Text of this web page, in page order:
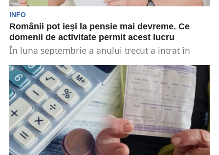
INFO
Românii pot ieși la pensie mai devreme. Ce
domenii de activitate permit acest lucru
În luna septembrie a anului trecut a intrat în